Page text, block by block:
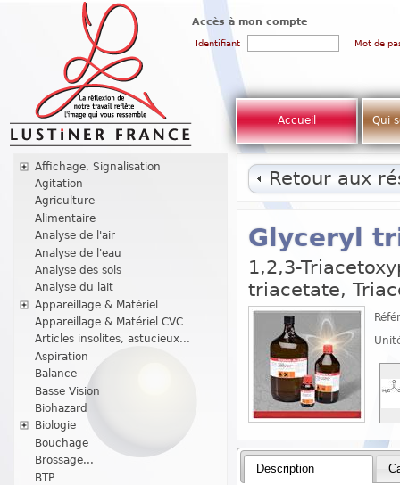
Accès à mon compte
Identifiant Mot de
Accueil Qui
Affichage, Signalisation
Agitation
Agriculture
Alimentaire
Analyse de l'air
Analyse de l'eau
Analyse des sols
Analyse du lait
Appareillage & Matériel
Appareillage & Matériel CVC
Articles insolites, astucieux...
Aspiration
Balance
Basse Vision
Biohazard
Biologie
Bouchage
Brossage...
BTP
Retour aux
Glyceryl
1,2,3-
triacetate,
Description